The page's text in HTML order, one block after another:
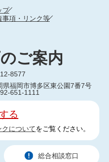
プ
事項・リンク等
ご案内
8577
県福岡市博多区東公園7番7号
651-1111
る
についてをご覧ください。
総合相談窓口